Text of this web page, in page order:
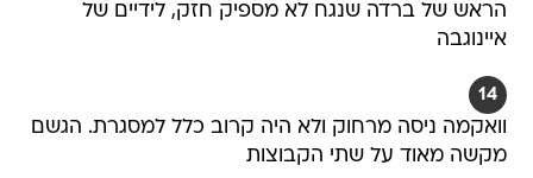
הראש של ברדה שנגח לא מספיק חזק, לידיים של
איינוגבה
14
וואקמה ניסה מרחוק ולא היה קרוב כלל למסגרת. הגשם
מקשה מאוד על שתי הקבוצות